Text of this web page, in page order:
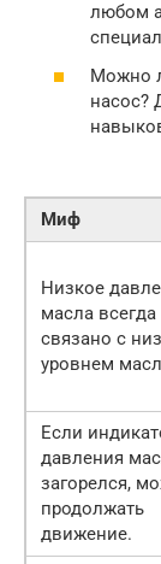
любом
Можно
насос?
Миф
Низкое
масла всегда
связано с
уровнем
Если
давления
загорелся,
продолжать
движение.